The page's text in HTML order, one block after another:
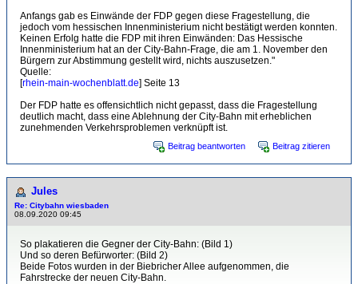
Anfangs gab es Einwände der FDP gegen diese Fragestellung, die
jedoch vom hessischen Innenministerium nicht bestätigt werden konnten.
Keinen Erfolg hatte die FDP mit ihren Einwänden: Das Hessische
Innenministerium hat an der City-Bahn-Frage, die am 1. November den
Bürgern zur Abstimmung gestellt wird, nichts auszusetzen."
Quelle:
[rhein-main-wochenblatt.de] Seite 13
Der FDP hatte es offensichtlich nicht gepasst, dass die Fragestellung
deutlich macht, dass eine Ablehnung der City-Bahn mit erheblichen
zunehmenden Verkehrsproblemen verknüpft ist.
Beitrag beantworten Beitrag zitieren
Jules
Re: Citybahn wiesbaden
08.09.2020 09:45
So plakatieren die Gegner der City-Bahn: (Bild 1)
Und so deren Befürworter: (Bild 2)
Beide Fotos wurden in der Biebricher Allee aufgenommen, die
Fahrstrecke der neuen City-Bahn.